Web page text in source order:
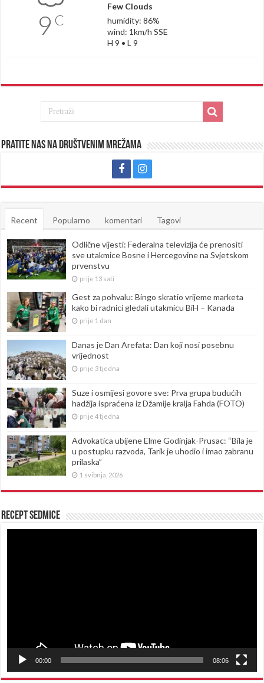
9 C
Few Clouds
humidity: 86%
wind: 1km/h SSE
H 9 • L 9
Pratite nas na društvenim mrežama
Recent Popularno komentari Tagovi
Odlične vijesti: Federalna televizija će prenositi
sve utakmice Bosne i Hercegovine na Svjetskom
prvenstvu
prije 13 sati
Gest za pohvalu: Bingo skratio vrijeme marketa
kako bi radnici gledali utakmicu BiH – Kanada
prije 1 dan
Danas je Dan Arefata: Dan koji nosi posebnu
vrijednost
prije 3 tjedna
Suze i osmijesi govore sve: Prva grupa budućih
hadžija ispraćena iz Džamije kralja Fahda (FOTO)
prije 4 tjedna
Advokatica ubijene Elme Godinjak-Prusac: “Bila je
u postupku razvoda, Tarik je uhodio i imao zabranu
prilaska”
1 svibnja, 2026
Recept sedmice
00:00 08:06